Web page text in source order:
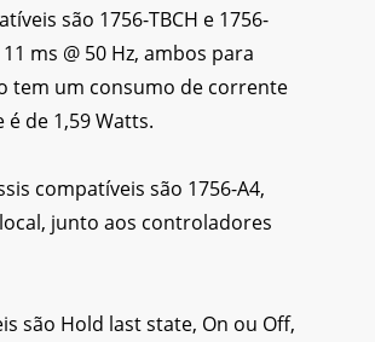
são 1756-TBCH e 1756-
ms @ 50 Hz, ambos para
tem um consumo de corrente
é de 1,59 Watts.
compatíveis são 1756-A4,
junto aos controladores
são Hold last state, On ou Off,